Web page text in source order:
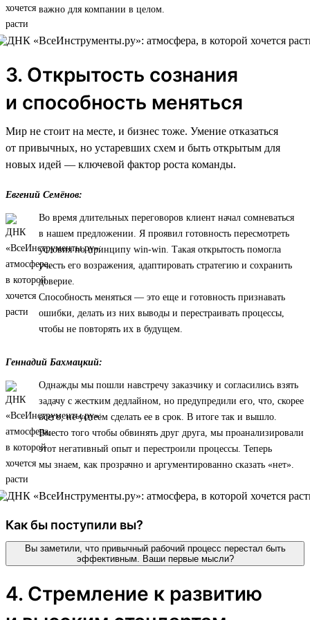
важно для компании в целом.
3. Открытость сознания
и способность меняться
Мир не стоит на месте, и бизнес тоже. Умение отказаться
от привычных, но устаревших схем и быть открытым для
новых идей — ключевой фактор роста команды.
Евгений Семёнов:
Во время длительных переговоров клиент начал сомневаться
в нашем предложении. Я проявил готовность пересмотреть
условия по принципу win-win. Такая открытость помогла
учесть его возражения, адаптировать стратегию и сохранить
доверие.
Способность меняться — это еще и готовность признавать
ошибки, делать из них выводы и перестраивать процессы,
чтобы не повторять их в будущем.
Геннадий Бахмацкий:
Однажды мы пошли навстречу заказчику и согласились взять
задачу с жестким дедлайном, но предупредили его, что, скорее
всего, не успеем сделать ее в срок. В итоге так и вышло.
Вместо того чтобы обвинять друг друга, мы проанализировали
этот негативный опыт и перестроили процессы. Теперь
мы знаем, как прозрачно и аргументированно сказать «нет».
Как бы поступили вы?
Вы заметили, что привычный рабочий процесс перестал быть
эффективным. Ваши первые мысли?
4. Стремление к развитию